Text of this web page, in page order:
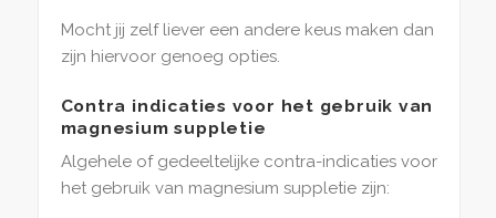
Mocht jij zelf liever een andere keus maken dan
zijn hiervoor genoeg opties.
Contra indicaties voor het gebruik van
magnesium suppletie
Algehele of gedeeltelijke contra-indicaties voor
het gebruik van magnesium suppletie zijn: